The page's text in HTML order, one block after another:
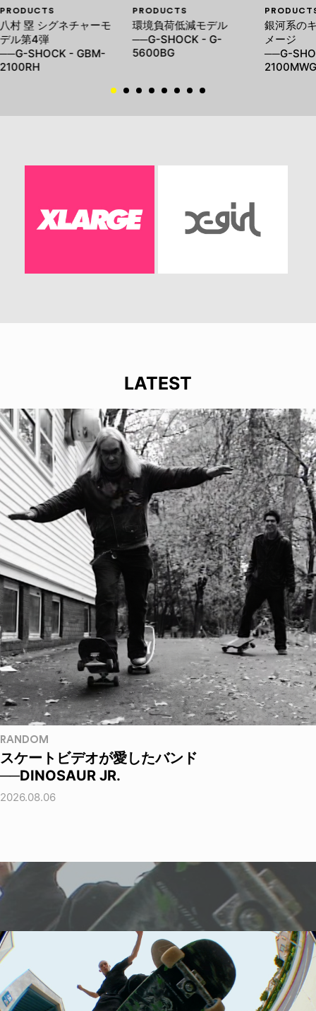
PRODUCTS
八村 塁 シグネチャーモ
デル第4弾
──G-SHOCK - GBM-
2100RH
PRODUCTS
環境負荷低減モデル
──G-SHOCK - G-
5600BG
銀河系の
メージ
──G-
2100MWG
LATEST
RANDOM
スケートビデオが愛したバンド
──DINOSAUR JR.
2026.08.06